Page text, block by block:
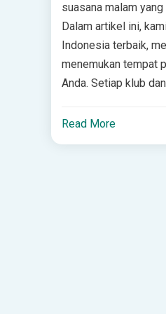
suasana malam
Dalam artikel ini,
Indonesia terbaik,
menemukan tempat
Anda. Setiap klub dan
Read More